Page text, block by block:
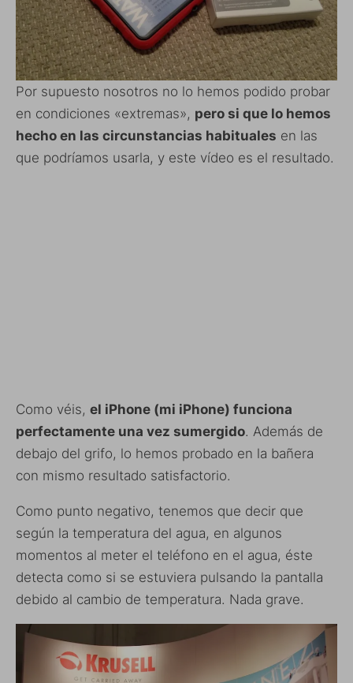
Por supuesto nosotros no lo hemos podido probar
en condiciones «extremas», pero si que lo hemos
hecho en las circunstancias habituales en las
que podríamos usarla, y este vídeo es el resultado.
Como véis, el iPhone (mi iPhone) funciona
perfectamente una vez sumergido. Además de
debajo del grifo, lo hemos probado en la bañera
con mismo resultado satisfactorio.
Como punto negativo, tenemos que decir que
según la temperatura del agua, en algunos
momentos al meter el teléfono en el agua, éste
detecta como si se estuviera pulsando la pantalla
debido al cambio de temperatura. Nada grave.